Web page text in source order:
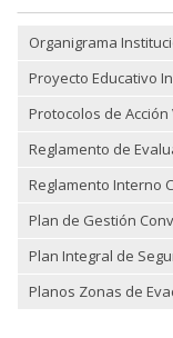
Organigrama
Proyecto Educativo
Protocolos de Acción
Reglamento de
Reglamento Interno
Plan de Gestión
Plan Integral de
Planos Zonas de